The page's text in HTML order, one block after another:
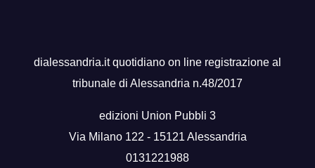
dialessandria.it quotidiano on line registrazione al
tribunale di Alessandria n.48/2017
edizioni Union Pubbli 3
Via Milano 122 - 15121 Alessandria
0131221988